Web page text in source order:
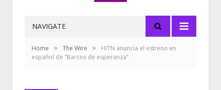
NAVIGATE
Home » The Wire »
HITN anuncia el estreno en
español de “Barcos de esperanza”